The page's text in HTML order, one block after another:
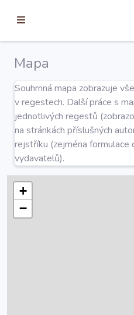
Úvod
Edice
Regesty
Hledat
Mapa
Souhrnná mapa zobrazuje
v regestech. Další práce s
jednotlivých regestů
na stránkách příslušných
rejstříku (zejména formulace
vydavatelů).
+
−